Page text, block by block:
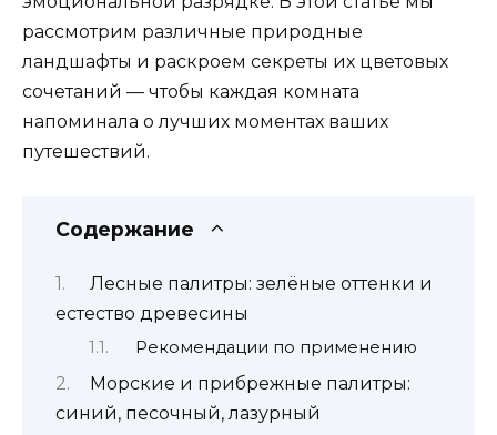
рассмотрим различные природные
ландшафты и раскроем секреты их цветовых
сочетаний — чтобы каждая комната
напоминала о лучших моментах ваших
путешествий.
Содержание
Лесные палитры: зелёные оттенки и
естество древесины
Рекомендации по применению
Морские и прибрежные палитры:
синий, песочный, лазурный